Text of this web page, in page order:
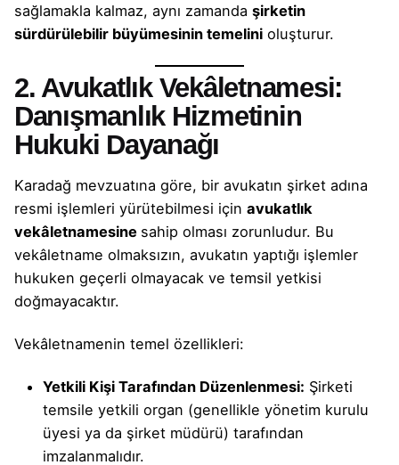
sağlamakla kalmaz, aynı zamanda şirketin
sürdürülebilir büyümesinin temelini oluşturur.
2. Avukatlık Vekâletnamesi:
Danışmanlık Hizmetinin
Hukuki Dayanağı
Karadağ mevzuatına göre, bir avukatın şirket adına
resmi işlemleri yürütebilmesi için avukatlık
vekâletnamesine sahip olması zorunludur. Bu
vekâletname olmaksızın, avukatın yaptığı işlemler
hukuken geçerli olmayacak ve temsil yetkisi
doğmayacaktır.
Vekâletnamenin temel özellikleri:
Yetkili Kişi Tarafından Düzenlenmesi: Şirketi
temsile yetkili organ (genellikle yönetim kurulu
üyesi ya da şirket müdürü) tarafından
imzalanmalıdır.